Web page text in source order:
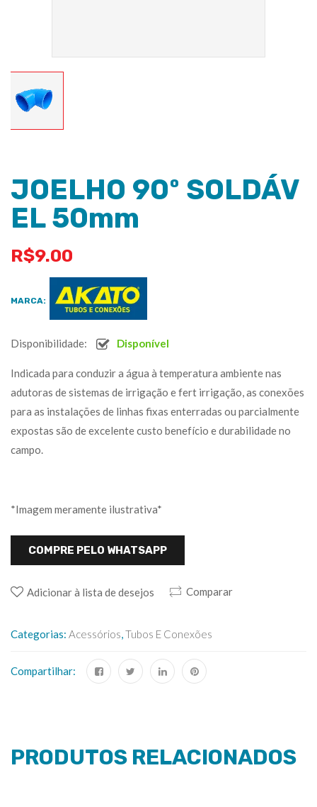
JOELHO 90º SOLDÁV
EL 50mm
R$9.00
MARCA:
Disponibilidade: Disponível
Indicada para conduzir a água à temperatura ambiente nas
adutoras de sistemas de irrigação e fert irrigação, as conexões
para as instalações de linhas fixas enterradas ou parcialmente
expostas são de excelente custo benefício e durabilidade no
campo.
*Imagem meramente ilustrativa*
COMPRE PELO WHATSAPP
Adicionar à lista de desejos Comparar
Categorias: Acessórios,Tubos E Conexões
Compartilhar:
PRODUTOS RELACIONADOS